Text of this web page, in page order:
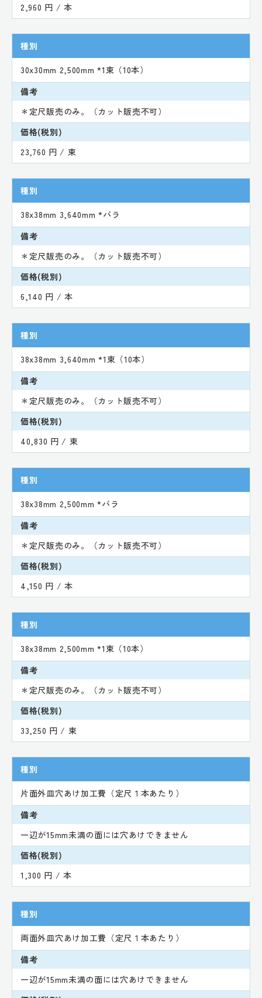
2,960 円 / 本
種別
30x30mm 2,500mm *1束（10本）
備考
＊定尺販売のみ。（カット販売不可）
価格(税別)
23,760 円 / 束
種別
38x38mm 3,640mm *バラ
備考
＊定尺販売のみ。（カット販売不可）
価格(税別)
6,140 円 / 本
種別
38x38mm 3,640mm *1束（10本）
備考
＊定尺販売のみ。（カット販売不可）
価格(税別)
40,830 円 / 束
種別
38x38mm 2,500mm *バラ
備考
＊定尺販売のみ。（カット販売不可）
価格(税別)
4,150 円 / 本
種別
38x38mm 2,500mm *1束（10本）
備考
＊定尺販売のみ。（カット販売不可）
価格(税別)
33,250 円 / 束
種別
片面外皿穴あけ加工費（定尺１本あたり）
備考
一辺が15mm未満の面には穴あけできません
価格(税別)
1,300 円 / 本
種別
両面外皿穴あけ加工費（定尺１本あたり）
備考
一辺が15mm未満の面には穴あけできません